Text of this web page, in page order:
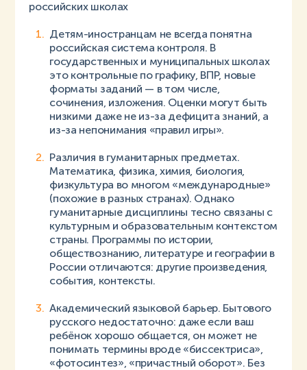
российских школах
Детям-иностранцам не всегда понятна
российская система контроля. В
государственных и муниципальных школах
это контрольные по графику, ВПР, новые
форматы заданий — в том числе,
сочинения, изложения. Оценки могут быть
низкими даже не из-за дефицита знаний, а
из-за непонимания «правил игры».
Различия в гуманитарных предметах.
Математика, физика, химия, биология,
физкультура во многом «международные»
(похожие в разных странах). Однако
гуманитарные дисциплины тесно связаны с
культурным и образовательным контекстом
страны. Программы по истории,
обществознанию, литературе и географии в
России отличаются: другие произведения,
события, контексты.
Академический языковой барьер. Бытового
русского недостаточно: даже если ваш
ребёнок хорошо общается, он может не
понимать термины вроде «биссектриса»,
«фотосинтез», «причастный оборот». Без